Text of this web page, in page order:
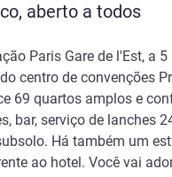
aberto a todos
Paris Gare de l'Est, a
centro de convenções
69 quartos amplos e
bar, serviço de lanches
Há também um
ao hotel. Você vai